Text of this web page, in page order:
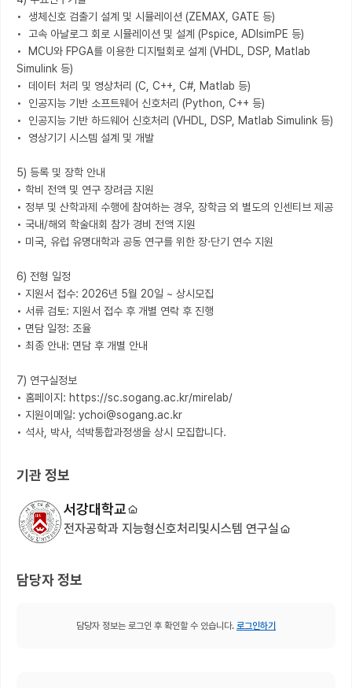
•  생체신호 검출기 설계 및 시뮬레이션 (ZEMAX, GATE 등)
•  고속 아날로그 회로 시뮬레이션 및 설계 (Pspice, ADIsimPE 등)
•  MCU와 FPGA를 이용한 디지털회로 설계 (VHDL, DSP, Matlab
Simulink 등)
•  데이터 처리 및 영상처리 (C, C++, C#, Matlab 등)
•  인공지능 기반 소프트웨어 신호처리 (Python, C++ 등)
•  인공지능 기반 하드웨어 신호처리 (VHDL, DSP, Matlab Simulink 등)
•  영상기기 시스템 설계 및 개발
5) 등록 및 장학 안내
• 학비 전액 및 연구 장려금 지원
• 정부 및 산학과제 수행에 참여하는 경우, 장학금 외 별도의 인센티브 제공
• 국내/해외 학술대회 참가 경비 전액 지원
• 미국, 유럽 유명대학과 공동 연구를 위한 장·단기 연수 지원
6) 전형 일정
• 지원서 접수: 2026년 5월 20일 ~ 상시모집
• 서류 검토: 지원서 접수 후 개별 연락 후 진행
• 면담 일정: 조율
• 최종 안내: 면담 후 개별 안내
7) 연구실정보
• 홈페이지: https://sc.sogang.ac.kr/mirelab/
• 지원이메일: ychoi@sogang.ac.kr
기관 정보
서강대학교
전자공학과 지능형신호처리및시스템 연구실
담당자 정보
담당자 정보는 로그인 후 확인할 수 있습니다. 로그인하기